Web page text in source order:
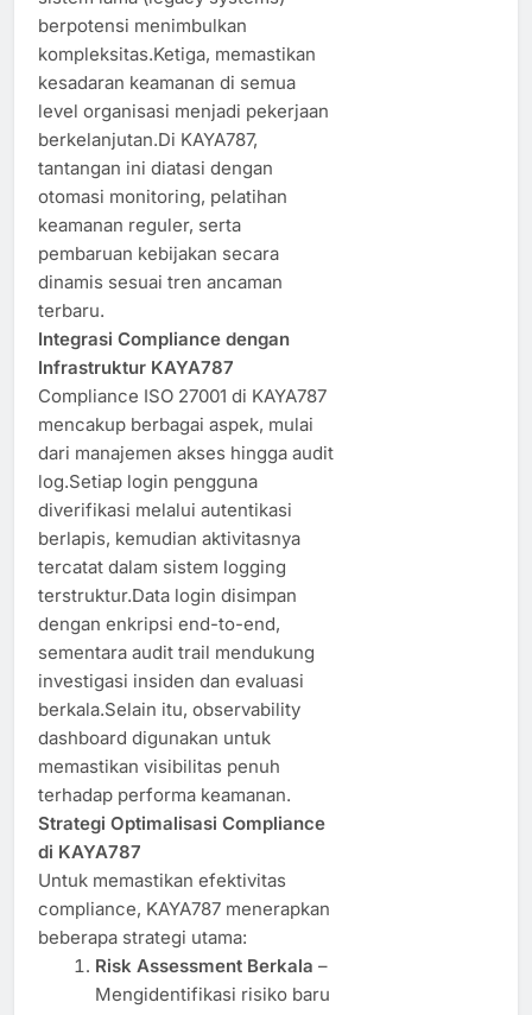
berpotensi menimbulkan
kompleksitas.Ketiga, memastikan
kesadaran keamanan di semua
level organisasi menjadi pekerjaan
berkelanjutan.Di KAYA787,
tantangan ini diatasi dengan
otomasi monitoring, pelatihan
keamanan reguler, serta
pembaruan kebijakan secara
dinamis sesuai tren ancaman
terbaru.
Integrasi Compliance dengan
Infrastruktur KAYA787
Compliance ISO 27001 di KAYA787
mencakup berbagai aspek, mulai
dari manajemen akses hingga audit
log.Setiap login pengguna
diverifikasi melalui autentikasi
berlapis, kemudian aktivitasnya
tercatat dalam sistem logging
terstruktur.Data login disimpan
dengan enkripsi end-to-end,
sementara audit trail mendukung
investigasi insiden dan evaluasi
berkala.Selain itu, observability
dashboard digunakan untuk
memastikan visibilitas penuh
terhadap performa keamanan.
Strategi Optimalisasi Compliance
di KAYA787
Untuk memastikan efektivitas
compliance, KAYA787 menerapkan
beberapa strategi utama:
Risk Assessment Berkala –
Mengidentifikasi risiko baru